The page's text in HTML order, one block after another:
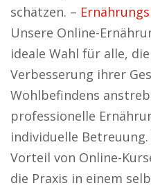
schätzen. –
Unsere Online-
ideale Wahl für alle,
Verbesserung ihrer
Wohlbefindens
professionelle
individuelle
Vorteil von Online-
die Praxis in einem